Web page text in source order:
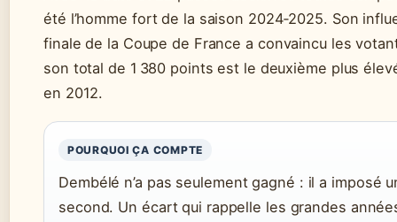
été l’homme fort de la saison 2024‑2025. Son
finale de la Coupe de France a convaincu les
son total de 1 380 points est le deuxième plus
en 2012.
POURQUOI ÇA COMPTE
Dembélé n’a pas seulement gagné : il a imposé
second. Un écart qui rappelle les grandes